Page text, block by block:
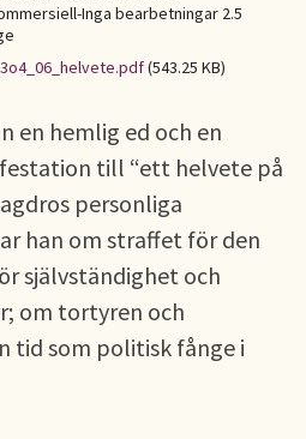
Inga bearbetningar 2.5
(543.25 KB)
en hemlig ed och en
till “ett helvete på
personliga
han om straffet för den
självständighet och
om tortyren och
tid som politisk fånge i